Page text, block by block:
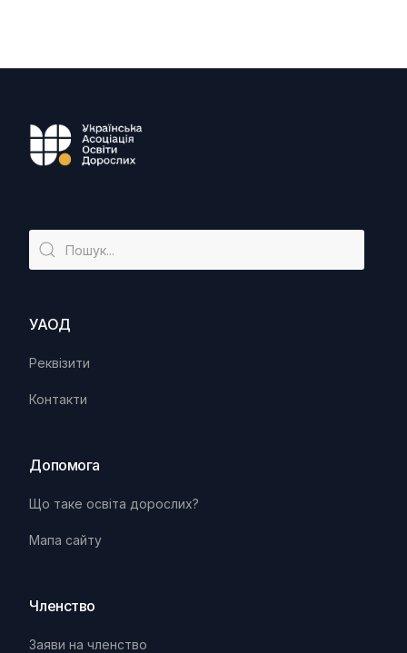
УАОД
Реквізити
Контакти
Допомога
Що таке освіта дорослих?
Мапа сайту
Членство
Заяви на членство